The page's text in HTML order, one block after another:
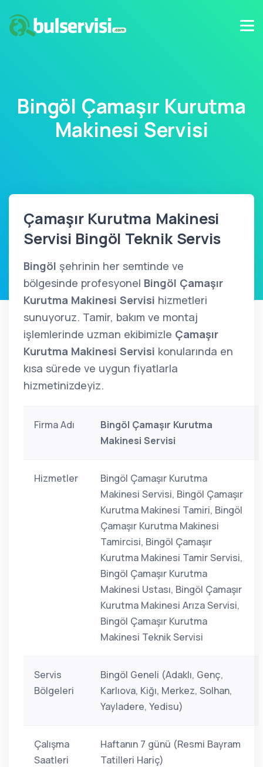
Bingöl Çamaşır Kurutma
Makinesi Servisi
Çamaşır Kurutma Makinesi
Servisi Bingöl Teknik Servis
Bingöl şehrinin her semtinde ve
bölgesinde profesyonel Bingöl Çamaşır
Kurutma Makinesi Servisi hizmetleri
sunuyoruz. Tamir, bakım ve montaj
işlemlerinde uzman ekibimizle Çamaşır
Kurutma Makinesi Servisi konularında en
kısa sürede ve uygun fiyatlarla
hizmetinizdeyiz.
Firma Adı
Bingöl Çamaşır Kurutma
Makinesi Servisi
Hizmetler
Bingöl Çamaşır Kurutma
Makinesi Servisi, Bingöl Çamaşır
Kurutma Makinesi Tamiri, Bingöl
Çamaşır Kurutma Makinesi
Tamircisi, Bingöl Çamaşır
Kurutma Makinesi Tamir Servisi,
Bingöl Çamaşır Kurutma
Makinesi Ustası, Bingöl Çamaşır
Kurutma Makinesi Arıza Servisi,
Bingöl Çamaşır Kurutma
Makinesi Teknik Servisi
Servis
Bölgeleri
Bingöl Geneli (Adaklı, Genç,
Karlıova, Kiğı, Merkez, Solhan,
Yayladere, Yedisu)
Çalışma
Saatleri
Haftanın 7 günü (Resmi Bayram
Tatilleri Hariç)